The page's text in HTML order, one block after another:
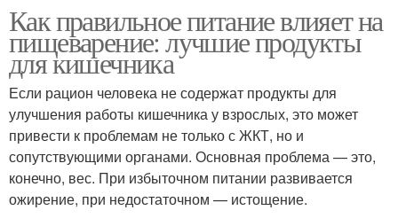
Как правильное питание влияет на
пищеварение: лучшие продукты
для кишечника
Если рацион человека не содержат продукты для
улучшения работы кишечника у взрослых, это может
привести к проблемам не только с ЖКТ, но и
сопутствующими органами. Основная проблема — это,
конечно, вес. При избыточном питании развивается
ожирение, при недостаточном — истощение.